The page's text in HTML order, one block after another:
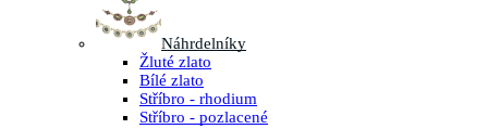
Náhrdelníky
Žluté zlato
Bílé zlato
Stříbro - rhodium
Stříbro - pozlacené